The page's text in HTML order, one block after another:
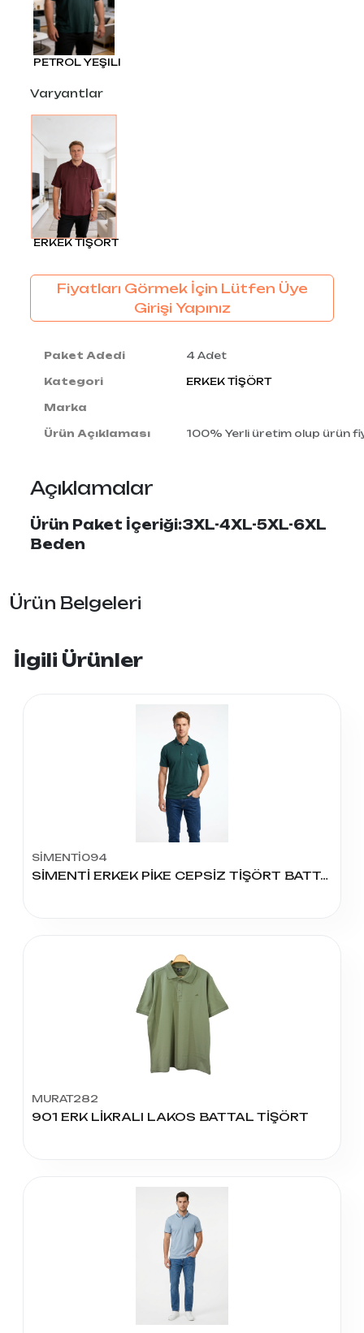
PETROL YEŞILI
Varyantlar
ERKEK TİŞÖRT
Fiyatları Görmek İçin Lütfen Üye
Girişi Yapınız
Paket Adedi 4 Adet
Kategori ERKEK TİŞÖRT
Marka
Ürün Açıklaması 100% Yerli üretim olup ürün
Açıklamalar
Ürün Paket İçeriği:3XL-4XL-5XL-6XL
Beden
Ürün Belgeleri
İlgili Ürünler
SİMENTİ094
SİMENTİ ERKEK PİKE CEPSİZ TİŞÖRT BATTAL
MURAT282
901 ERK LİKRALI LAKOS BATTAL TİŞÖRT